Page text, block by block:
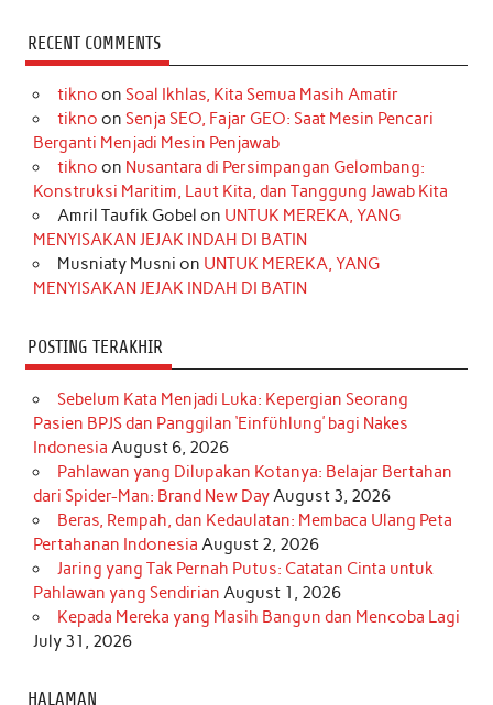
c
e
b
o
k
s
t
a
r
a
m
k
T
o
k
t
e
e
s
t
k
e
d
I
n
t
t
r
T
u
e
RECENT COMMENTS
tikno on Soal Ikhlas, Kita Semua Masih Amatir
tikno on Senja SEO, Fajar GEO: Saat Mesin Pencari
Berganti Menjadi Mesin Penjawab
tikno on Nusantara di Persimpangan Gelombang:
Konstruksi Maritim, Laut Kita, dan Tanggung Jawab Kita
Amril Taufik Gobel on UNTUK MEREKA, YANG
MENYISAKAN JEJAK INDAH DI BATIN
Musniaty Musni on UNTUK MEREKA, YANG
MENYISAKAN JEJAK INDAH DI BATIN
POSTING TERAKHIR
Sebelum Kata Menjadi Luka: Kepergian Seorang
Pasien BPJS dan Panggilan ‘Einfühlung’ bagi Nakes
Indonesia August 6, 2026
Pahlawan yang Dilupakan Kotanya: Belajar Bertahan
dari Spider-Man: Brand New Day August 3, 2026
Beras, Rempah, dan Kedaulatan: Membaca Ulang Peta
Pertahanan Indonesia August 2, 2026
Jaring yang Tak Pernah Putus: Catatan Cinta untuk
Pahlawan yang Sendirian August 1, 2026
Kepada Mereka yang Masih Bangun dan Mencoba Lagi
July 31, 2026
HALAMAN